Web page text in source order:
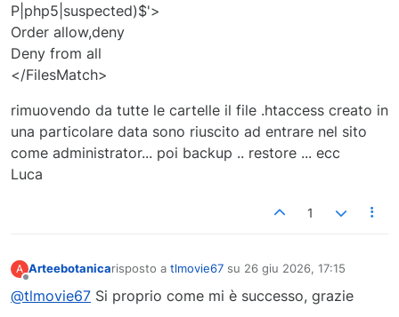
P|php5|suspected)$'>
Order allow,deny
Deny from all
</FilesMatch>
rimuovendo da tutte le cartelle il file .htaccess creato in
una particolare data sono riuscito ad entrare nel sito
come administrator... poi backup .. restore ... ecc
Luca
1
A Arteebotanicarisposto a tlmovie67 su 26 giu 2026, 17:15
ultima modifica di
@tlmovie67 Si proprio come mi è successo, grazie